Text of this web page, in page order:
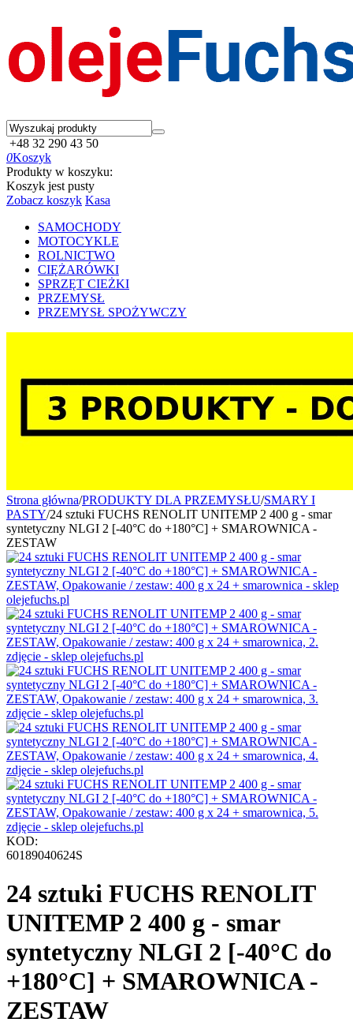
+48 32 290 43 50
0Koszyk
Produkty w koszyku:
Koszyk jest pusty
Zobacz koszyk Kasa
SAMOCHODY
MOTOCYKLE
ROLNICTWO
CIĘŻARÓWKI
SPRZĘT CIEŻKI
PRZEMYSŁ
PRZEMYSŁ SPOŻYWCZY
Strona główna/PRODUKTY DLA PRZEMYSŁU/SMARY I
PASTY/24 sztuki FUCHS RENOLIT UNITEMP 2 400 g - smar
syntetyczny NLGI 2 [-40°C do +180°C] + SMAROWNICA -
ZESTAW
KOD:
60189040624S
24 sztuki FUCHS RENOLIT
UNITEMP 2 400 g - smar
syntetyczny NLGI 2 [-40°C do
+180°C] + SMAROWNICA -
ZESTAW